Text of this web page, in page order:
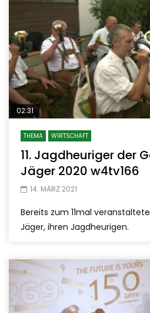
02:31
THEMA WIRTSCHAFT
11. Jagdheuriger der
Jäger 2020 w4tv166
14. MÄRZ 2021
Bereits zum 11mal
Jäger, ihren Jagdheurigen.